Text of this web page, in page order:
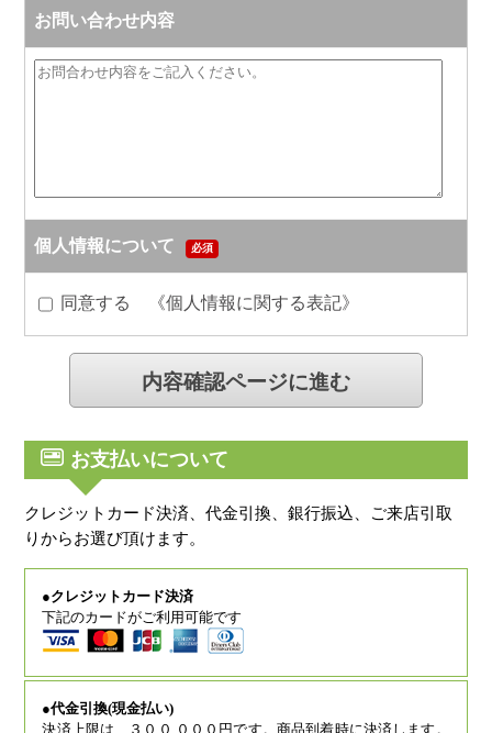
お問い合わせ内容
個人情報について 必須
同意する 《個人情報に関する表記》
お支払いについて
クレジットカード決済、代金引換、銀行振込、ご来店引取
りからお選び頂けます。
●クレジットカード決済
下記のカードがご利用可能です
●代金引換(現金払い)
決済上限は、３００,０００円です。商品到着時に決済します。